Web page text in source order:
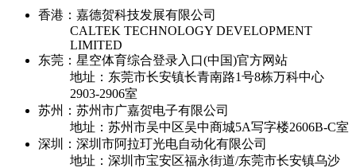
香港：嘉德贺科技发展有限公司
CALTEK TECHNOLOGY DEVELOPMENT
LIMITED
东莞：星空体育综合登录入口(中国)官方网站
地址：东莞市长安镇长青南路1号8栋万科中心
2903-2906室
苏州：苏州市广嘉贺电子有限公司
地址：苏州市吴中区吴中商城5A写字楼2606B-C室
深圳：深圳市阿拉玎光电自动化有限公司
地址：深圳市宝安区福永街道/东莞市长安镇乌沙